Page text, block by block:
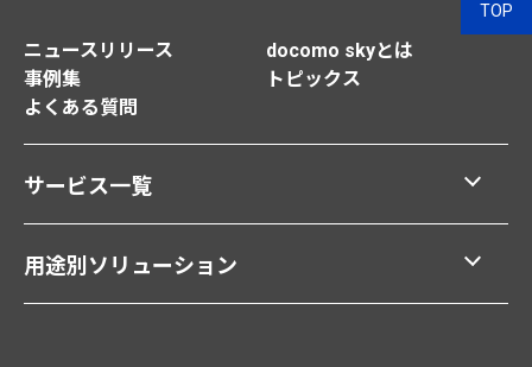
TOP
ニュースリリース
docomo skyとは
事例集
トピックス
よくある質問
サービス一覧
用途別ソリューション